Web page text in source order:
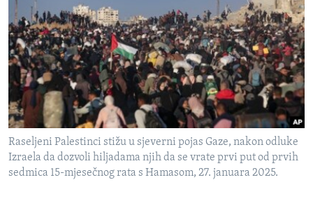
Raseljeni Palestinci stižu u sjeverni pojas Gaze, nakon odluke
Izraela da dozvoli hiljadama njih da se vrate prvi put od prvih
sedmica 15-mjesečnog rata s Hamasom, 27. januara 2025.